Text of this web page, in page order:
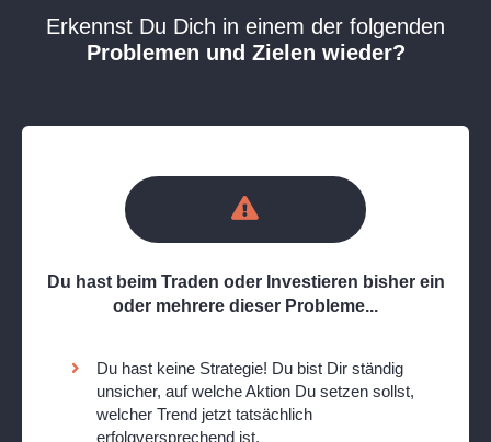
Erkennst Du Dich in einem der folgenden
Problemen und Zielen wieder?
Du hast beim Traden oder Investieren bisher ein
oder mehrere dieser Probleme...
Du hast keine Strategie! Du bist Dir ständig
unsicher, auf welche Aktion Du setzen sollst,
welcher Trend jetzt tatsächlich
erfolgversprechend ist.